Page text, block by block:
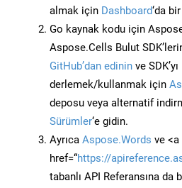
almak için Dashboard‘da
Go kaynak kodu için
Aspose.Cells Bulut
GitHub’dan edinin ve
derlemek/kullanmak için
deposu veya alternatif
Sürümler‘e gidin.
Ayrıca Aspose.Words ve <a
href=“https://
tabanlı API Referansına da